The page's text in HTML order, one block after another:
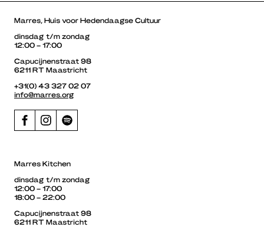
Marres, Huis voor Hedendaagse Cultuur
dinsdag t/m zondag
12:00 – 17:00
Capucijnenstraat 98
6211 RT Maastricht
+31(0) 43 327 02 07
info@marres.org
Marres Kitchen
dinsdag t/m zondag
12:00 – 17:00
18:00 – 22:00
Capucijnenstraat 98
6211 RT Maastricht